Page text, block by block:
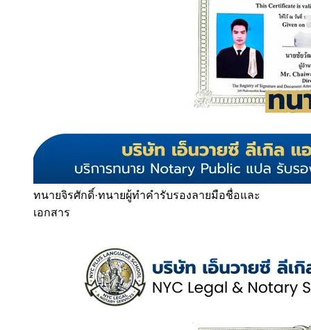
ทนายจิรศักดิ์·ทนายผู้ทำคำรับรองลายมือชื่อและ
เอกสาร